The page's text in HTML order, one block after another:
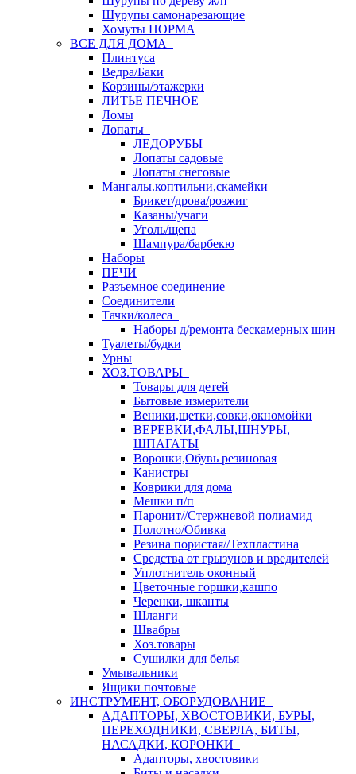
Шурупы самонарезающие
Хомуты НОРМА
ВСЕ ДЛЯ ДОМА
Плинтуса
Ведра/Баки
Корзины/этажерки
ЛИТЬЕ ПЕЧНОЕ
Ломы
Лопаты
ЛЕДОРУБЫ
Лопаты садовые
Лопаты снеговые
Мангалы.коптильни,скамейки
Брикет/дрова/розжиг
Казаны/учаги
Уголь/щепа
Шампура/барбекю
Наборы
ПЕЧИ
Разъемное соединение
Соединители
Тачки/колеса
Наборы д/ремонта бескамерных шин
Туалеты/будки
Урны
ХОЗ.ТОВАРЫ
Товары для детей
Бытовые измерители
Веники,щетки,совки,окномойки
ВЕРЕВКИ,ФАЛЫ,ШНУРЫ,
ШПАГАТЫ
Воронки,Обувь резиновая
Канистры
Коврики для дома
Мешки п/п
Паронит//Стержневой полиамид
Полотно/Обивка
Резина пористая//Техпластина
Средства от грызунов и вредителей
Уплотнитель оконный
Цветочные горшки,кашпо
Черенки, шканты
Шланги
Швабры
Хоз.товары
Сушилки для белья
Умывальники
Ящики почтовые
ИНСТРУМЕНТ, ОБОРУДОВАНИЕ
АДАПТОРЫ, ХВОСТОВИКИ, БУРЫ,
ПЕРЕХОДНИКИ, СВЕРЛА, БИТЫ,
НАСАДКИ, КОРОНКИ
Адапторы, хвостовики